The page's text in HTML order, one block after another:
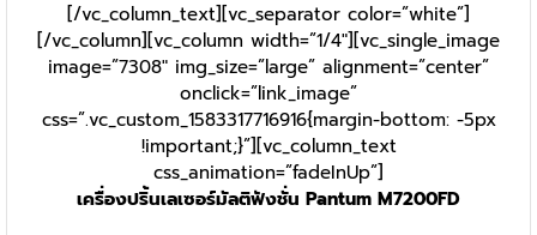
[/vc_column_text][vc_separator color=”white”]
[/vc_column][vc_column width=”1/4″][vc_single_image
image=”7308″ img_size=”large” alignment=”center”
onclick=”link_image”
css=”.vc_custom_1583317716916{margin-bottom: -5px
!important;}”][vc_column_text
css_animation=”fadeInUp”]
เครื่องปริ้นเลเซอร์มัลติฟังชั่น Pantum M7200FD